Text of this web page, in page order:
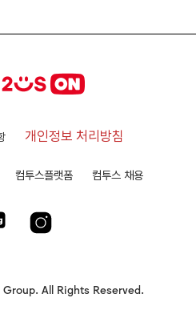
개인정보 처리방침
컴투스플랫폼 컴투스 채용
All Rights Reserved.